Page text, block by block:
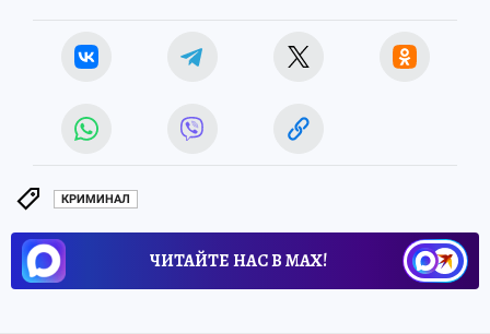
КРИМИНАЛ
ЧИТАЙТЕ НАС В МАХ!